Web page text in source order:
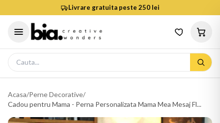
Livrare gratuita peste 250 lei
Acasa/Perne Decorative/
Cadou pentru Mama - Perna Personalizata Mama Mea Mesaj Fl...